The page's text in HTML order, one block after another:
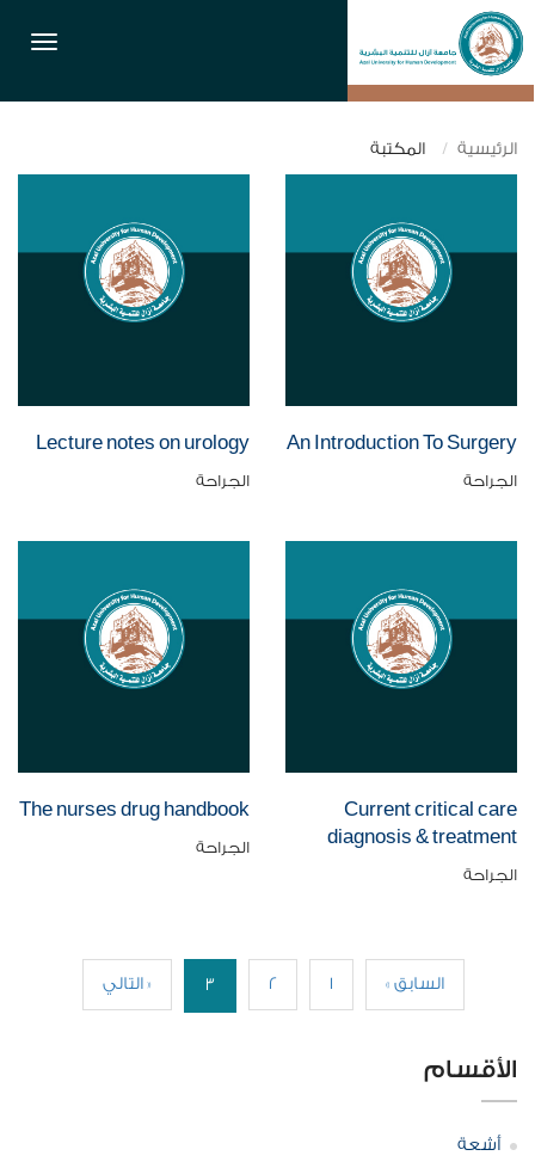
الرئيسية المكتبة
An Introduction To Surgery
الجراحة
Lecture notes on urology
الجراحة
Current critical care
diagnosis & treatment
الجراحة
The nurses drug handbook
الجراحة
« السابق 1
2
3 التالي »
الأقسام
أشعة